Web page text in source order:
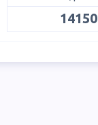
14150